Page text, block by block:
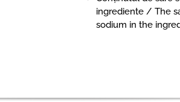
ingrediente / The
sodium in the